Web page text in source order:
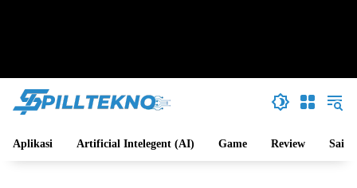
Aplikasi Artificial Intelegent (AI) Game Review Sains